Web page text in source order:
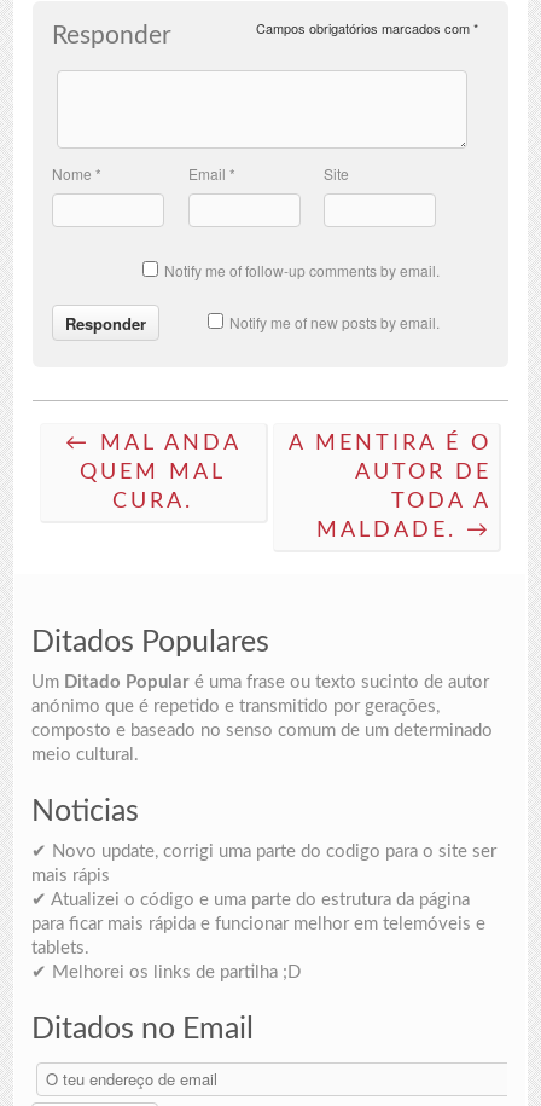
Responder Campos obrigatórios marcados com*
Nome* Email * Site
Notify me of follow-up comments by email.
Notify me of new posts by email.
← MAL ANDA
QUEM MAL
CURA.
A MENTIRA É O
AUTOR DE
TODA A
MALDADE. →
Ditados Populares
Um Ditado Popular é uma frase ou texto sucinto de autor
anónimo que é repetido e transmitido por gerações,
composto e baseado no senso comum de um determinado
meio cultural.
Noticias
✔ Novo update, corrigi uma parte do codigo para o site ser
mais rápis
✔ Atualizei o código e uma parte do estrutura da página
para ficar mais rápida e funcionar melhor em telemóveis e
tablets.
✔ Melhorei os links de partilha ;D
Ditados no Email
O
teu